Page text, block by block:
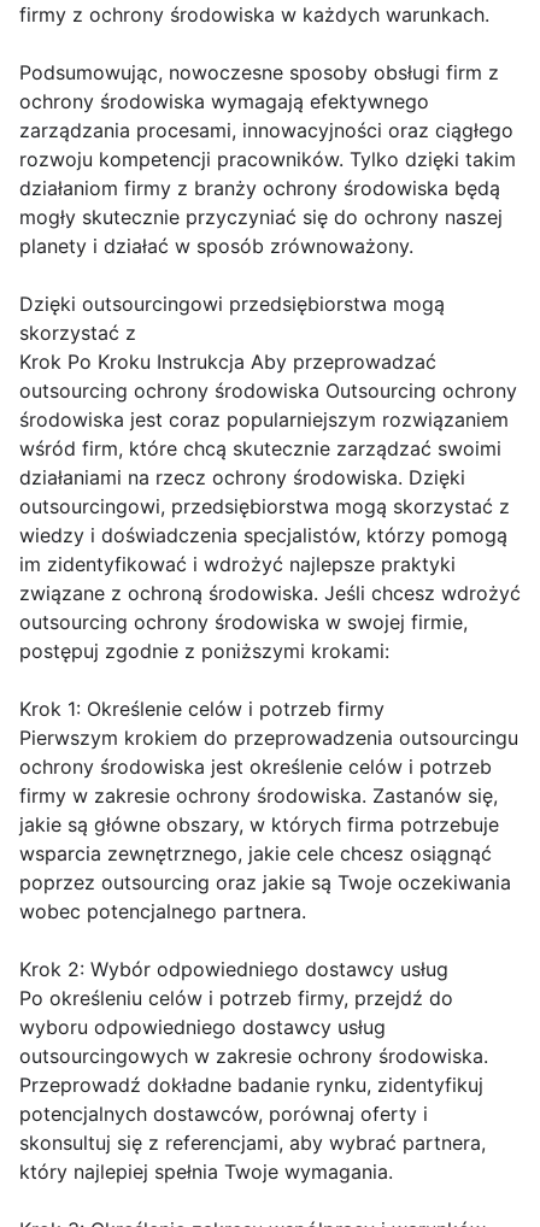
firmy z ochrony środowiska w każdych warunkach.
Podsumowując, nowoczesne sposoby obsługi firm z
ochrony środowiska wymagają efektywnego
zarządzania procesami, innowacyjności oraz ciągłego
rozwoju kompetencji pracowników. Tylko dzięki takim
działaniom firmy z branży ochrony środowiska będą
mogły skutecznie przyczyniać się do ochrony naszej
planety i działać w sposób zrównoważony.
Dzięki outsourcingowi przedsiębiorstwa mogą
skorzystać z
Krok Po Kroku Instrukcja Aby przeprowadzać
outsourcing ochrony środowiska Outsourcing ochrony
środowiska jest coraz popularniejszym rozwiązaniem
wśród firm, które chcą skutecznie zarządzać swoimi
działaniami na rzecz ochrony środowiska. Dzięki
outsourcingowi, przedsiębiorstwa mogą skorzystać z
wiedzy i doświadczenia specjalistów, którzy pomogą
im zidentyfikować i wdrożyć najlepsze praktyki
związane z ochroną środowiska. Jeśli chcesz wdrożyć
outsourcing ochrony środowiska w swojej firmie,
postępuj zgodnie z poniższymi krokami:
Krok 1: Określenie celów i potrzeb firmy
Pierwszym krokiem do przeprowadzenia outsourcingu
ochrony środowiska jest określenie celów i potrzeb
firmy w zakresie ochrony środowiska. Zastanów się,
jakie są główne obszary, w których firma potrzebuje
wsparcia zewnętrznego, jakie cele chcesz osiągnąć
poprzez outsourcing oraz jakie są Twoje oczekiwania
wobec potencjalnego partnera.
Krok 2: Wybór odpowiedniego dostawcy usług
Po określeniu celów i potrzeb firmy, przejdź do
wyboru odpowiedniego dostawcy usług
outsourcingowych w zakresie ochrony środowiska.
Przeprowadź dokładne badanie rynku, zidentyfikuj
potencjalnych dostawców, porównaj oferty i
skonsultuj się z referencjami, aby wybrać partnera,
który najlepiej spełnia Twoje wymagania.